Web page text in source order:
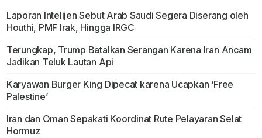
Laporan Intelijen Sebut Arab Saudi Segera Diserang oleh
Houthi, PMF Irak, Hingga IRGC
Terungkap, Trump Batalkan Serangan Karena Iran Ancam
Jadikan Teluk Lautan Api
Karyawan Burger King Dipecat karena Ucapkan ‘Free
Palestine’
Iran dan Oman Sepakati Koordinat Rute Pelayaran Selat
Hormuz